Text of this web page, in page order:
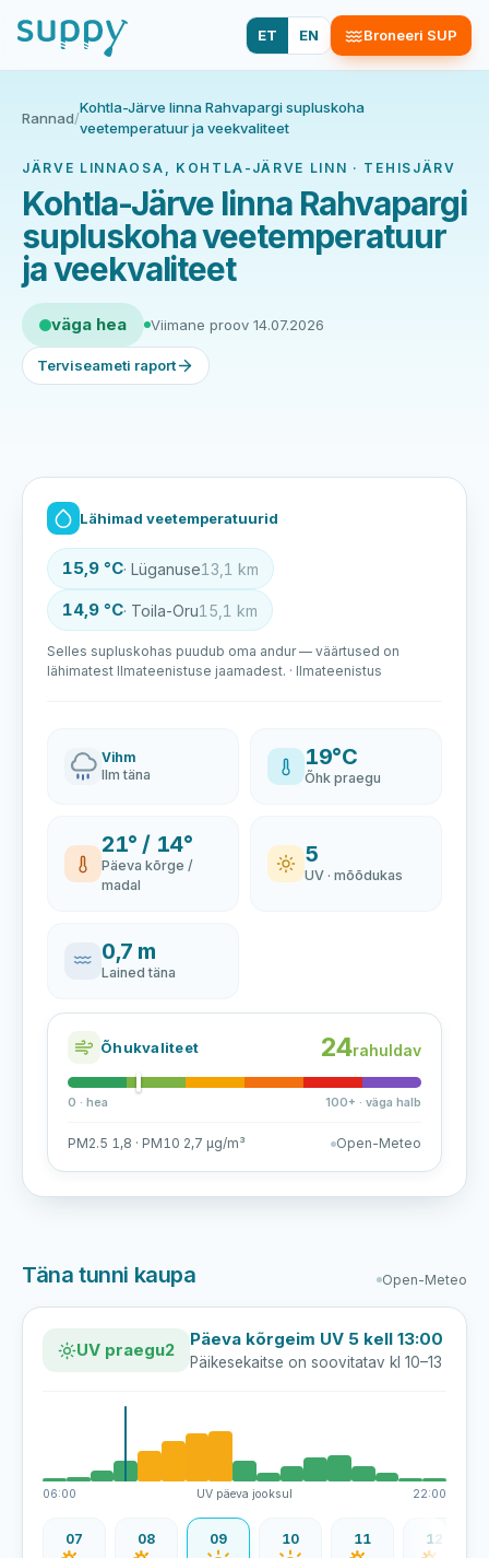
ET EN Broneeri SUP
Rannad/
Kohtla-Järve linna Rahvapargi supluskoha
veetemperatuur ja veekvaliteet
JÄRVE LINNAOSA, KOHTLA-JÄRVE LINN · TEHISJÄRV
Kohtla-Järve linna Rahvapargi
supluskoha veetemperatuur
ja veekvaliteet
väga hea Viimane proov 14.07.2026
Terviseameti raport
Lähimad veetemperatuurid
15,9 °C· Lüganuse13,1 km
14,9 °C· Toila-Oru15,1 km
Selles supluskohas puudub oma andur — väärtused on
lähimatest Ilmateenistuse jaamadest. · Ilmateenistus
Vihm
Ilm täna
19°C
Õhk praegu
21° / 14°
Päeva kõrge /
madal
5
UV · mõõdukas
0,7 m
Lained täna
Õhukvaliteet 24rahuldav
0 · hea 100+ · väga halb
PM2.5 1,8 · PM10 2,7 µg/m³ Open-Meteo
Täna tunni kaupa Open-Meteo
UV praegu2
Päeva kõrgeim UV 5 kell 13:00
Päikesekaitse on soovitatav kl 10–13
06:00 UV päeva jooksul 22:00
07 08 09 10 11 12